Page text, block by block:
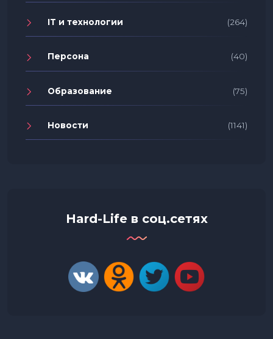
IT и технологии (264)
Персона (40)
Образование (75)
Новости (1141)
Hard-Life в соц.сетях